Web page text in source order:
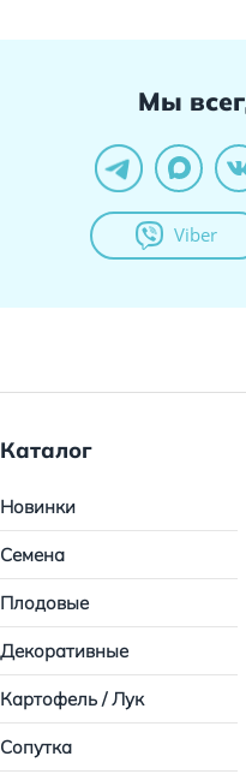
Мы
Viber
Каталог
Новинки
Семена
Плодовые
Декоративные
Картофель / Лук
Сопутка